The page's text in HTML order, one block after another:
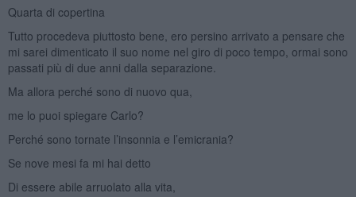
Quarta di copertina
Tutto procedeva piuttosto bene, ero persino arrivato a pensare che
mi sarei dimenticato il suo nome nel giro di poco tempo, ormai sono
passati più di due anni dalla separazione.
Ma allora perché sono di nuovo qua,
me lo puoi spiegare Carlo?
Perché sono tornate l’insonnia e l’emicrania?
Se nove mesi fa mi hai detto
Di essere abile arruolato alla vita,